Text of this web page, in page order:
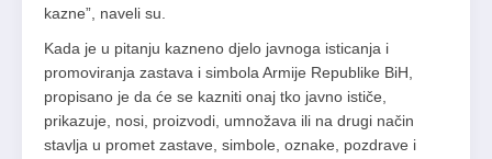
kazne”, naveli su.
Kada je u pitanju kazneno djelo javnoga isticanja i
promoviranja zastava i simbola Armije Republike BiH,
propisano je da će se kazniti onaj tko javno ističe,
prikazuje, nosi, proizvodi, umnožava ili na drugi način
stavlja u promet zastave, simbole, oznake, pozdrave i